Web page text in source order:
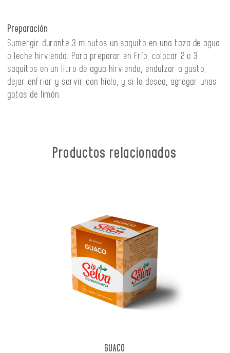
Preparación
Sumergir durante 3 minutos un saquito en una taza de agua
o leche hirviendo. Para preparar en frío, colocar 2 o 3
saquitos en un litro de agua hirviendo, endulzar a gusto;
dejar enfriar y servir con hielo, y si lo desea, agregar unas
gotas de limón.
Productos relacionados
GUACO